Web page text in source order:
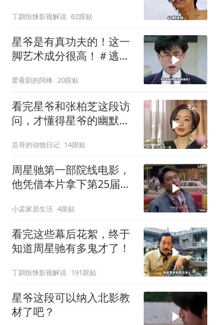
丁鸊惊悚影视解说 62跟贴
星爷是有真功夫的！这一
脚艺术成分很高！＃逃学
爱看剧的阿峰 20跟贴
看完星爷和张柏芝这段访
问，才懂得星爷的幽默真
瓜哥的动物日记 14跟贴
周星驰第一部院线电影，
他凭借本片拿下第25届金
小孟家居生活 4跟贴
看完这些幕后花絮，终于
知道周星驰有多鬼才了！
丁鸊惊悚影视解说 191跟贴
星爷这段可以纳入北影教
材了吧？